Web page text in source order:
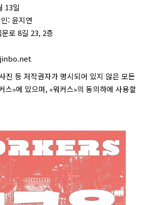
13일
: 윤지연
로 8길 23, 2층
진 등 저작권자가 명시되어 있지 않은 모든
스»에 있으며, «워커스»의 동의하에 사용할